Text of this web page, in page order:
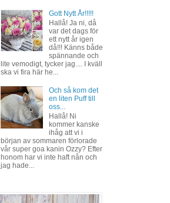
Gott Nytt År!!!!!
Hallå! Ja ni, då
var det dags för
ett nytt år igen
då!!! Känns både
spännande och
lite vemodigt, tycker jag.... I kväll
ska vi fira här he...
Och så kom det
en liten Puff till
oss...
Hallå! Ni
kommer kanske
ihåg att vi i
början av sommaren förlorade
vår super goa kanin Ozzy? Efter
honom har vi inte haft nån och
jag hade...